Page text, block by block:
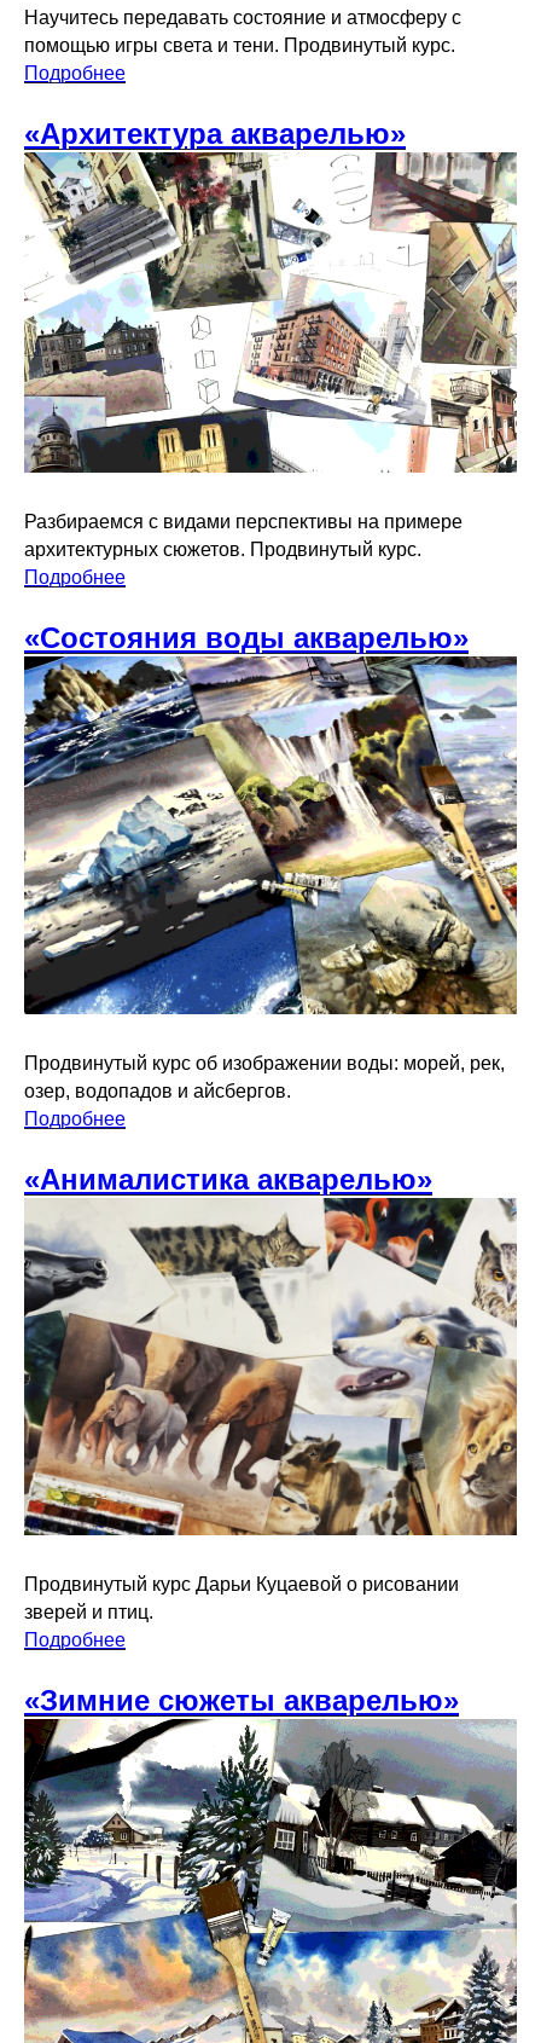
Научитесь передавать состояние и атмосферу с
помощью игры света и тени. Продвинутый курс.
Подробнее
«Архитектура акварелью»
Разбираемся с видами перспективы на примере
архитектурных сюжетов. Продвинутый курс.
Подробнее
«Состояния воды акварелью»
Продвинутый курс об изображении воды: морей, рек,
озер, водопадов и айсбергов.
Подробнее
«Анималистика акварелью»
Продвинутый курс Дарьи Куцаевой о рисовании
зверей и птиц.
Подробнее
«Зимние сюжеты акварелью»